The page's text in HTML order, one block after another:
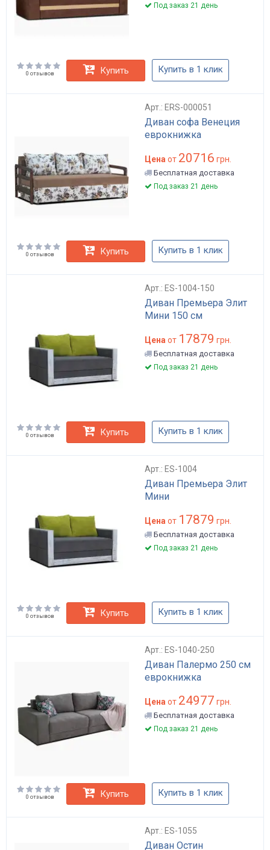
Под заказ 21 день
0 отзывов Купить Купить в 1 клик
Арт.: ERS-000051
Диван софа Венеция
еврокнижка
Цена от 20716 грн.
Бесплатная доставка
Под заказ 21 день
0 отзывов Купить Купить в 1 клик
Арт.: ES-1004-150
Диван Премьера Элит
Мини 150 см
Цена от 17879 грн.
Бесплатная доставка
Под заказ 21 день
0 отзывов Купить Купить в 1 клик
Арт.: ES-1004
Диван Премьера Элит
Мини
Цена от 17879 грн.
Бесплатная доставка
Под заказ 21 день
0 отзывов Купить Купить в 1 клик
Арт.: ES-1040-250
Диван Палермо 250 см
еврокнижка
Цена от 24977 грн.
Бесплатная доставка
Под заказ 21 день
0 отзывов Купить Купить в 1 клик
Арт.: ES-1055
Диван Остин